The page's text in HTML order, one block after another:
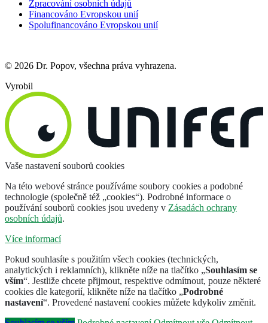
Zpracování osobních údajů
Financováno Evropskou unií
Spolufinancováno Evropskou unií
© 2026 Dr. Popov, všechna práva vyhrazena.
Vyrobil
Vaše nastavení souborů cookies
Na této webové stránce používáme soubory cookies a podobné
technologie (společně též „cookies“). Podrobné informace o
používání souborů cookies jsou uvedeny v Zásadách ochrany
osobních údajů.
Více informací
Pokud souhlasíte s použitím všech cookies (technických,
analytických i reklamních), klikněte níže na tlačítko „Souhlasím se
vším“. Jestliže chcete přijmout, respektive odmítnout, pouze některé
cookies dle kategorií, klikněte níže na tlačítko „Podrobné
nastavení“. Provedené nastavení cookies můžete kdykoliv změnit.